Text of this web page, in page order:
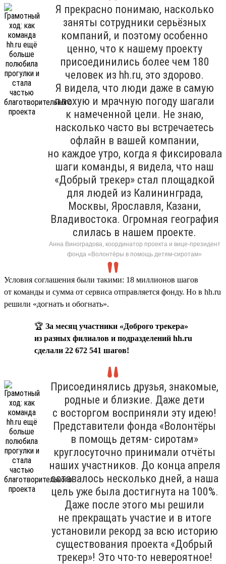
Я прекрасно понимаю, насколько
заняты сотрудники серьёзных
компаний, и поэтому особенно
ценно, что к нашему проекту
присоединились более чем 180
человек из hh.ru, это здорово.
Я видела, что люди даже в самую
плохую и мрачную погоду шагали
к намеченной цели. Не знаю,
насколько часто вы встречаетесь
офлайн в вашей компании,
но каждое утро, когда я фиксировала
шаги команды, я видела, что наш
«Добрый трекер» стал площадкой
для людей из Калининграда,
Москвы, Ярославля, Казани,
Владивостока. Огромная география
слилась в нашем проекте.
Анна Виноградова, координатор проекта и вице-президент
фонда «Волонтёры в помощь детям-сиротам»
Условия соглашения были такими: 18 миллионов шагов
от команды и сумма от сервиса отправляется фонду. Но в hh.ru
решили «догнать и обогнать».
🏆 За месяц участники «Доброго трекера»
из разных филиалов и подразделений hh.ru
сделали 22 672 541 шагов!
Присоединялись друзья, знакомые,
родные и близкие. Даже дети
с восторгом восприняли эту идею!
Представители фонда «Волонтёры
в помощь детям- сиротам»
круглосуточно принимали отчёты
наших участников. До конца апреля
оставалось несколько дней, а наша
цель уже была достигнута на 100%.
Даже после этого мы решили
не прекращать участие и в итоге
установили рекорд за всю историю
существования проекта «Добрый
трекер»! Это что-то невероятное!